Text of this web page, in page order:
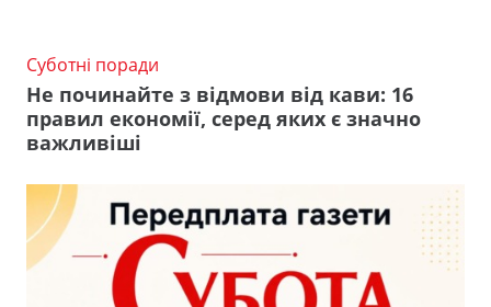
Суботні поради
Не починайте з відмови від кави: 16
правил економії, серед яких є значно
важливіші